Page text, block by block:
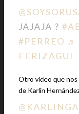
JAJAJA ?
#PERREO ♬
FERIZAGUI
Otro video que
de Karlin